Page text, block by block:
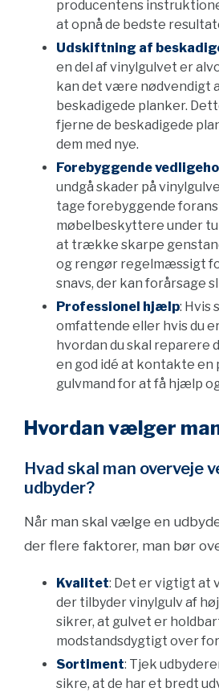
producentens
at opnå de bedste
Udskiftning af
en del af vinylgulvet er
kan det være nødvendigt
beskadigede planker.
fjerne de beskadigede
dem med nye.
Forebyggende
undgå skader på
tage forebyggende
møbelbeskyttere under
at trække skarpe
og rengør regelmæssigt
snavs, der kan forårsage
Professionel hjælp: Hvis
omfattende eller hvis du
hvordan du skal reparere
en god idé at kontakte en
gulvmand for at få hjælp
Hvordan vælger
Hvad skal man overveje
udbyder?
Når man skal vælge en
der flere faktorer, man bør
Kvalitet: Det er vigtigt at
der tilbyder vinylgulv af
sikrer, at gulvet er
modstandsdygtigt over
Sortiment: Tjek
sikre, at de har et bredt